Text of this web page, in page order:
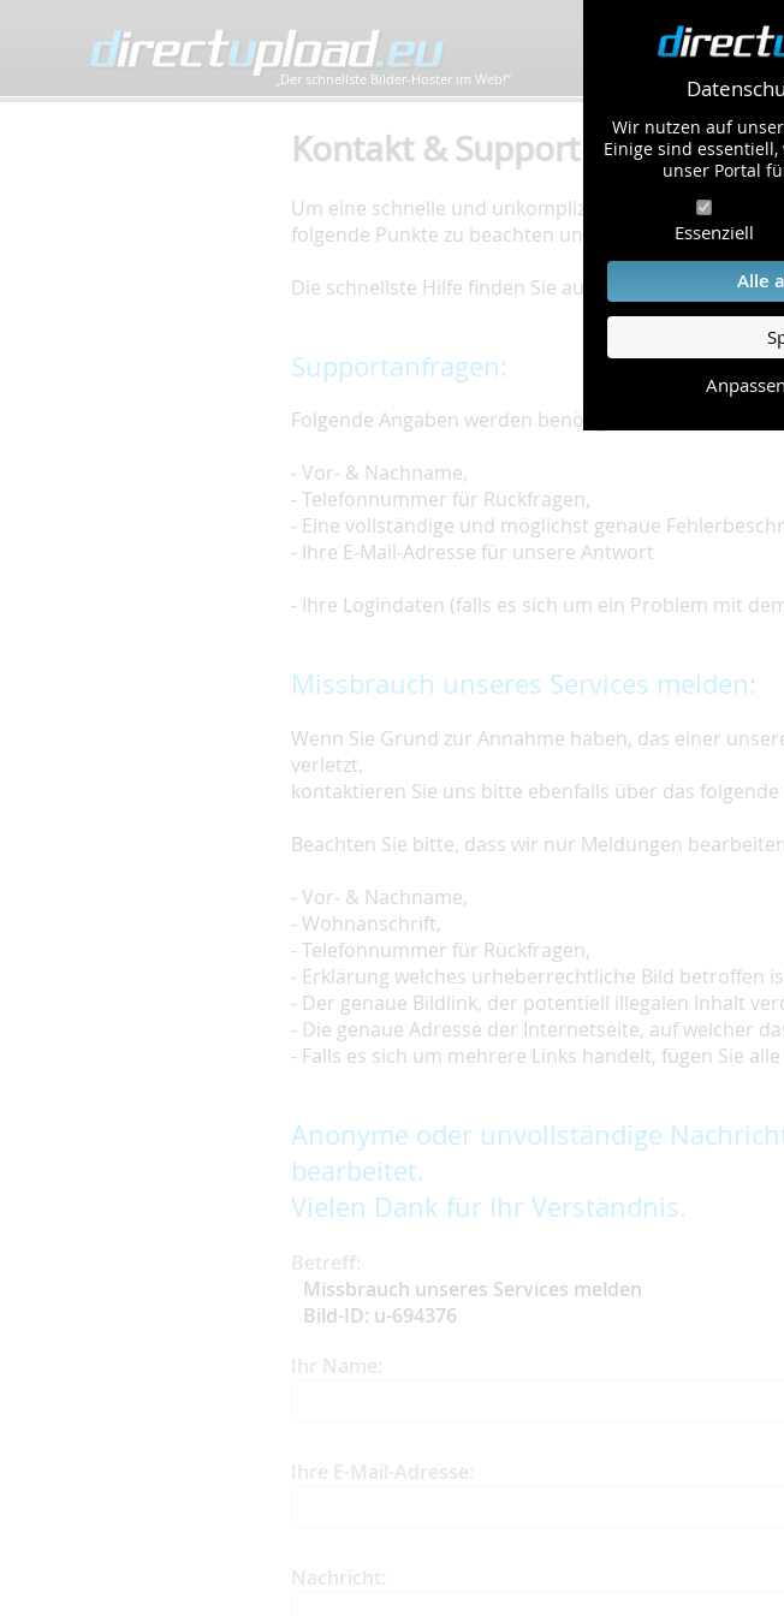
Wir nutzen auf
Einige sind
unser Portal
Essenziell
Alle
„Der schnellste Bilder-Hoster im Web!”
Kontakt & Support
Um eine schnelle und unkomplizierte Bearbeitung
folgende Punkte zu beachten und einzuhalten.
Die schnellste Hilfe finden Sie auf unserer
Hilfe Seite,
Supportanfragen:
Folgende Angaben werden benötigt:
- Vor- & Nachname,
- Telefonnummer für Rückfragen,
- Eine vollständige und möglichst genaue
- Ihre E-Mail-Adresse für unsere Antwort
- Ihre Logindaten (falls es sich um ein Problem mit
Missbrauch unseres Services melden:
Wenn Sie Grund zur Annahme haben, das einer
verletzt,
kontaktieren Sie uns bitte ebenfalls über das
Beachten Sie bitte, dass wir nur Meldungen
- Vor- & Nachname,
- Wohnanschrift,
- Telefonnummer für Rückfragen,
- Erklärung welches urheberrechtliche Bild betroffen
- Der genaue Bildlink, der potentiell illegalen Inhalt
- Die genaue Adresse der Internetseite, auf welcher
- Falls es sich um mehrere Links handelt, fügen Sie
Anonyme oder unvollständige
bearbeitet.
Vielen Dank für Ihr Verständnis.
Betreff:
Missbrauch unseres Services melden
Bild-ID: u-694376
Ihr Name:
Ihre E-Mail-Adresse:
Nachricht: